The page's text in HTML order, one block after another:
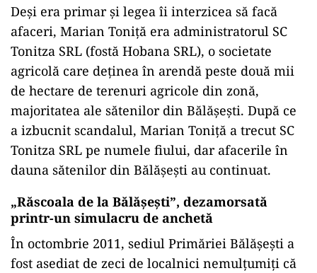
Deși era primar și legea îi interzicea să facă
afaceri, Marian Toniță era administratorul SC
Tonitza SRL (fostă Hobana SRL), o societate
agricolă care deținea în arendă peste două mii
de hectare de terenuri agricole din zonă,
majoritatea ale sătenilor din Bălășești. După ce
a izbucnit scandalul, Marian Toniță a trecut SC
Tonitza SRL pe numele fiului, dar afacerile în
dauna sătenilor din Bălășești au continuat.
„Răscoala de la Bălășești”, dezamorsată
printr-un simulacru de anchetă
În octombrie 2011, sediul Primăriei Bălăşeşti a
fost asediat de zeci de localnici nemulțumiți că